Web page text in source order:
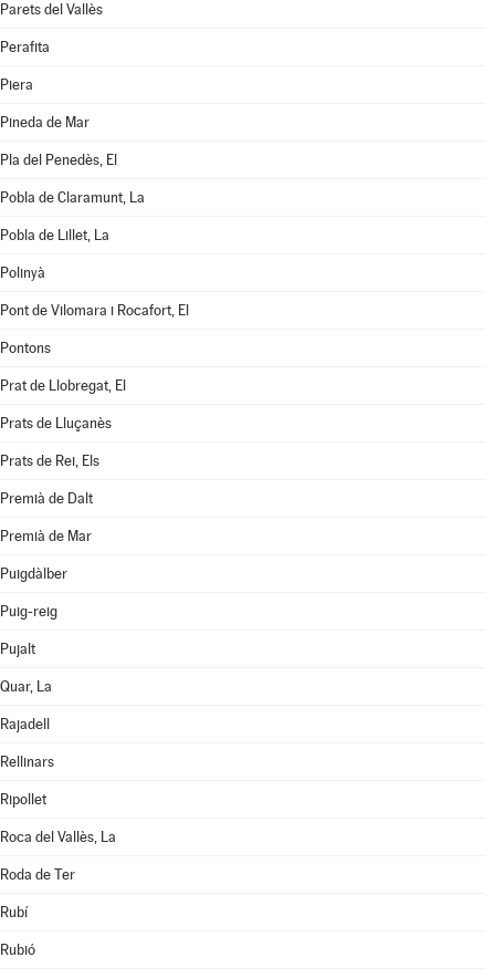
Parets del Vallès
Perafita
Piera
Pineda de Mar
Pla del Penedès, El
Pobla de Claramunt, La
Pobla de Lillet, La
Polinyà
Pont de Vilomara i Rocafort, El
Pontons
Prat de Llobregat, El
Prats de Lluçanès
Prats de Rei, Els
Premià de Dalt
Premià de Mar
Puigdàlber
Puig-reig
Pujalt
Quar, La
Rajadell
Rellinars
Ripollet
Roca del Vallès, La
Roda de Ter
Rubí
Rubió